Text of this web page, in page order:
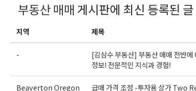
부동산 매매 게시판에 최신 등록된 글
지역 제목
-
[김삼수 부동산] 부동산 매매 전반에
정보! 전문적인 지식과 경험!
Beaverton Oregon
급매 가격 조정 -투자용 상가 Two
오레곤K 뉴스레터 구독
매주 오레곤K 뉴스레터를 통해 다양한 로컬소식과
보실수 있습니다.
Email